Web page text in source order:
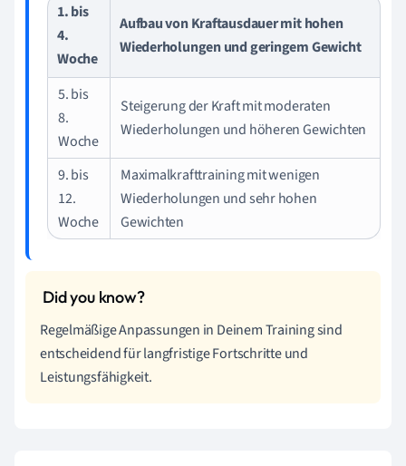
1. bis
4.
Woche
Aufbau von Kraftausdauer mit hohen
Wiederholungen und geringem Gewicht
5. bis
8.
Woche
Steigerung der Kraft mit moderaten
Wiederholungen und höheren Gewichten
9. bis
12.
Woche
Maximalkrafttraining mit wenigen
Wiederholungen und sehr hohen
Gewichten
Regelmäßige Anpassungen in Deinem Training sind
entscheidend für langfristige Fortschritte und
Leistungsfähigkeit.